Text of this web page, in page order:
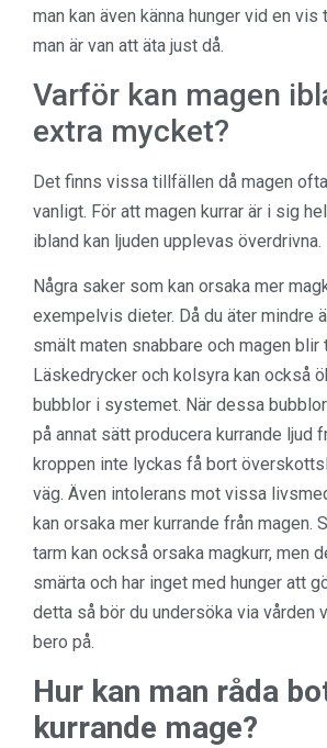
man kan även känna hunger vid en
man är van att äta just då.
Varför kan magen
extra mycket?
Det finns vissa tillfällen då magen
vanligt. För att magen kurrar är i sig
ibland kan ljuden upplevas överdrivna.
Några saker som kan orsaka mer
exempelvis dieter. Då du äter mindre
smält maten snabbare och magen blir
Läskedrycker och kolsyra kan också
bubblor i systemet. När dessa
på annat sätt producera kurrande ljud
kroppen inte lyckas få bort
väg. Även intolerans mot vissa
kan orsaka mer kurrande från magen.
tarm kan också orsaka magkurr, men
smärta och har inget med hunger att
detta så bör du undersöka via vården
bero på.
Hur kan man råda
kurrande mage?